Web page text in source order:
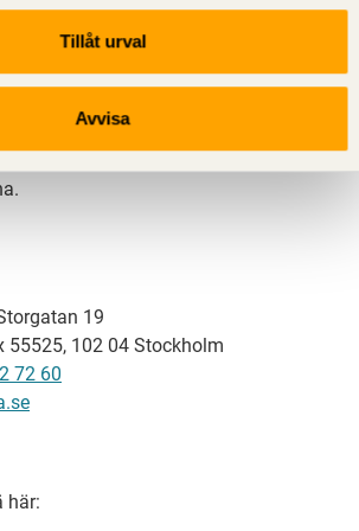
Tillåt urval
Avvisa
svensk sågverksindustri
trä- och förpackningsindustri samt
19
55525, 102 04 Stockholm
72 60
här: